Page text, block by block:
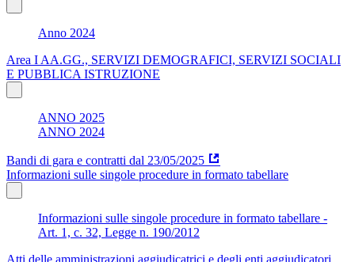
Anno 2024
Area I AA.GG., SERVIZI DEMOGRAFICI, SERVIZI SOCIALI
E PUBBLICA ISTRUZIONE
ANNO 2025
ANNO 2024
Bandi di gara e contratti dal 23/05/2025
Informazioni sulle singole procedure in formato tabellare
Informazioni sulle singole procedure in formato tabellare -
Art. 1, c. 32, Legge n. 190/2012
Atti delle amministrazioni aggiudicatrici e degli enti aggiudicatori